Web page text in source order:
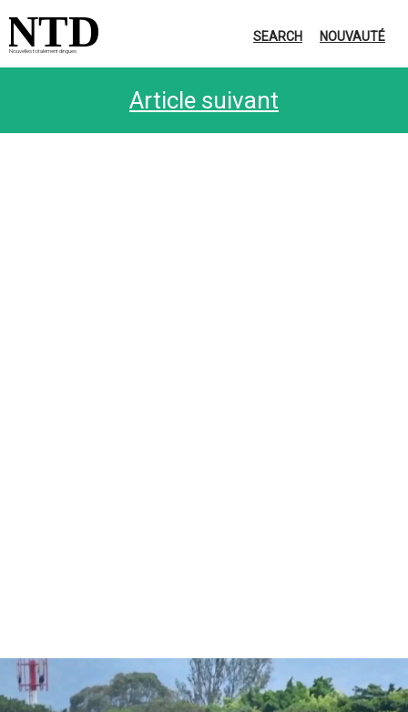
Nouvelles totalement dingues
NTD SEARCH NOUVAUTÉ
Article suivant